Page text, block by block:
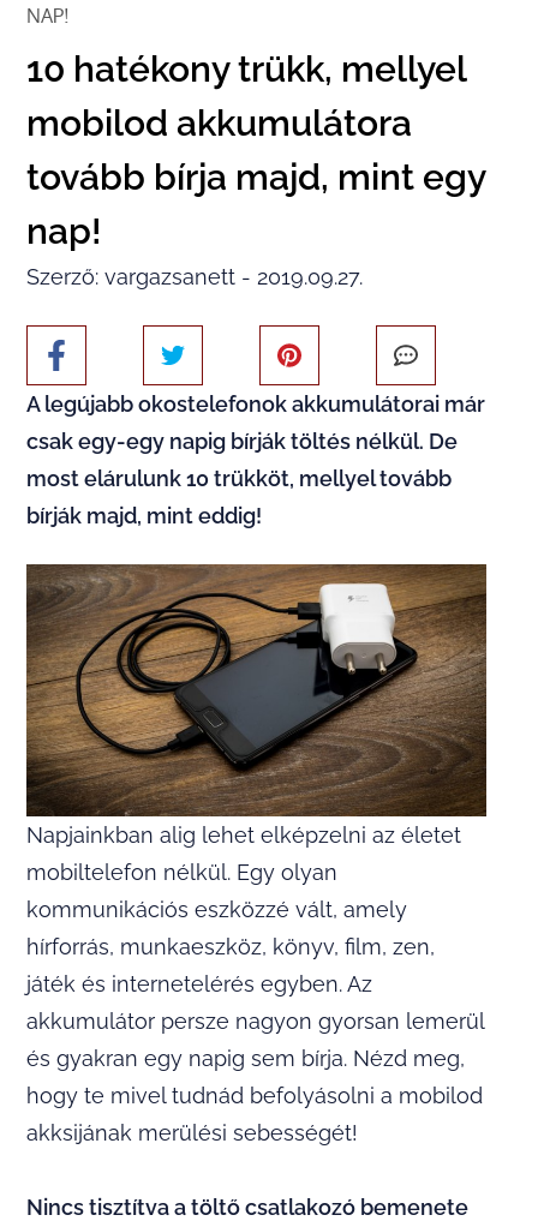
NAP!
10 hatékony trükk, mellyel
mobilod akkumulátora
tovább bírja majd, mint egy
nap!
Szerző: vargazsanett - 2019.09.27.
A legújabb okostelefonok akkumulátorai már
csak egy-egy napig bírják töltés nélkül. De
most elárulunk 10 trükköt, mellyel tovább
bírják majd, mint eddig!
Napjainkban alig lehet elképzelni az életet
mobiltelefon nélkül. Egy olyan
kommunikációs eszközzé vált, amely
hírforrás, munkaeszköz, könyv, film, zen,
játék és internetelérés egyben. Az
akkumulátor persze nagyon gyorsan lemerül
és gyakran egy napig sem bírja. Nézd meg,
hogy te mivel tudnád befolyásolni a mobilod
akksijának merülési sebességét!
Nincs tisztítva a töltő csatlakozó bemenete